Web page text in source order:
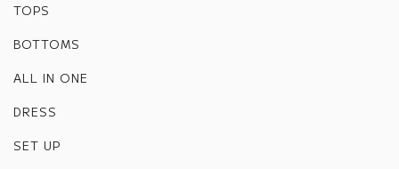
TOPS
BOTTOMS
ALL IN ONE
DRESS
SET UP